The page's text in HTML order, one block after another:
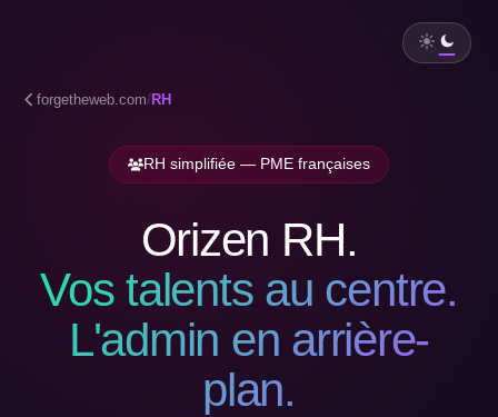
forgetheweb.com/RH
RH simplifiée — PME françaises
Orizen RH.
Vos talents au centre.
L'admin en arrière-
plan.